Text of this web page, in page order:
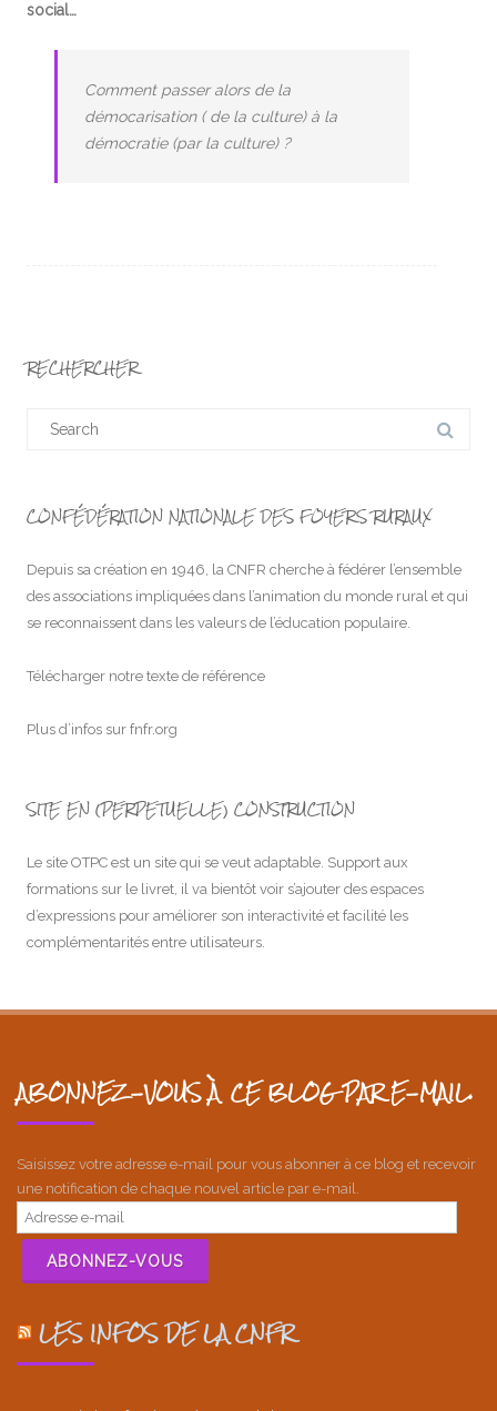
social…
Comment passer alors de la
démocarisation ( de la culture) à la
démocratie (par la culture) ?
RECHERCHER
CONFÉDÉRATION NATIONALE DES FOYERS RURAUX
Depuis sa création en 1946, la CNFR cherche à fédérer l’ensemble
des associations impliquées dans l’animation du monde rural et qui
se reconnaissent dans les valeurs de l’éducation populaire.
Télécharger notre texte de référence
Plus d’infos sur fnfr.org
SITE EN (PERPETUELLE) CONSTRUCTION
Le site OTPC est un site qui se veut adaptable. Support aux
formations sur le livret, il va bientôt voir s’ajouter des espaces
d’expressions pour améliorer son interactivité et facilité les
complémentarités entre utilisateurs.
ABONNEZ-VOUS À CE BLOG PAR E-MAIL.
Saisissez votre adresse e-mail pour vous abonner à ce blog et recevoir
une notification de chaque nouvel article par e-mail.
Adresse
e-
ABONNEZ-VOUS
LES INFOS DE LA CNFR